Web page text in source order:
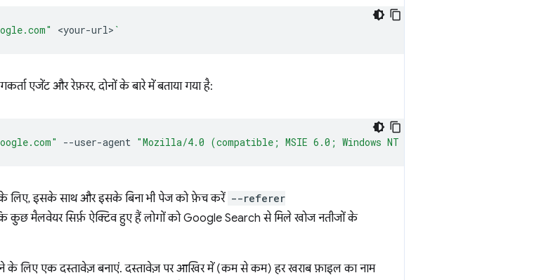
<your-url> `
एजेंट और रेफ़रर, दोनों के बारे में बताया गया है:
--user-agent "Mozilla/4.0 (compatible; MSIE 6.0; Windows NT 5.1; FSL 7.0.7.01001)"
लिए, इसके साथ और इसके बिना भी पेज को फ़ेच करें --referer
कुछ मैलवेयर सिर्फ़ ऐक्टिव हुए हैं लोगों को Google Search से मिले खोज नतीजों के
के लिए एक दस्तावेज़ बनाएं. दस्तावेज़ पर आखिर में (कम से कम) हर खराब फ़ाइल का नाम